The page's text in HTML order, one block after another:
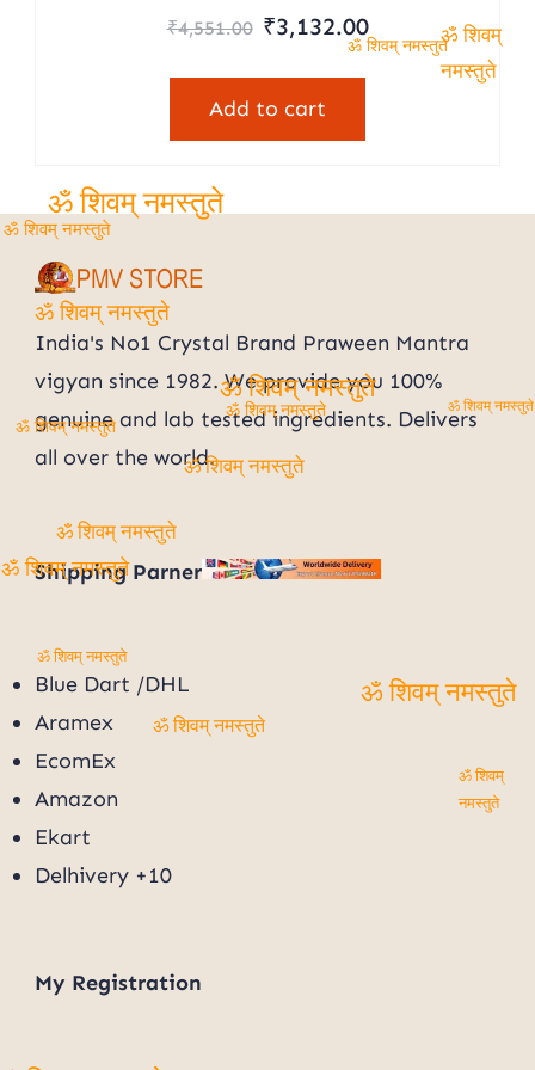
₹4,551.00 Original
₹4,551.00.
₹3,132.00Current
price
Add to cart
India's No1 Crystal Brand Praween Mantra
vigyan since 1982. We provide you 100%
genuine and lab tested ingredients. Delivers
all over the world.
Shipping Parner
Blue Dart /DHL
Aramex
EcomEx
Amazon
Ekart
Delhivery +10
My Registration
ॐ शिवम् नमस्तुते
ॐ शिवम् नमस्तुते
ॐ शिवम् नमस्तुते
ॐ शिवम् नमस्तुते
ॐ शिवम् नमस्तुते
ॐ शिवम् नमस्तुते
ॐ शिवम् नमस्तुते
ॐ शिवम् नमस्तुते
ॐ शिवम् नमस्तुते
ॐ शिवम् नमस्तुते
ॐ शिवम् नमस्तुते
शिवम् नमस्तुते
ॐ शिवम् नमस्तुते
ॐ शिवम्
नमस्तुते
ॐ शिवम्
ॐ शिवम्
नमस्तुते